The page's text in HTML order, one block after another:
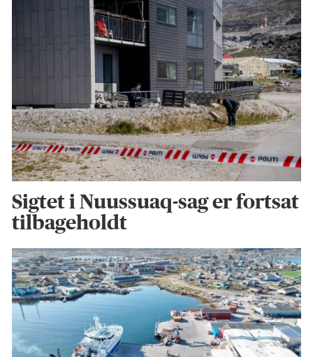
Sigtet i Nuussuaq-sag er fortsat
tilbageholdt